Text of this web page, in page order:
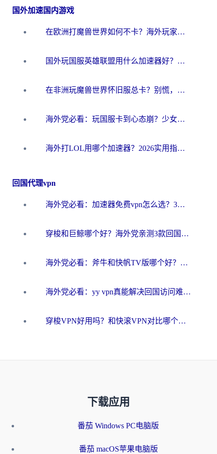
国外加速国内游戏
在欧洲打魔兽世界如何不卡？海外玩家的国服游戏加速终极攻略
国外玩国服英雄联盟用什么加速器好？海外党亲测有效的国服游戏加速指南
在非洲玩魔兽世界怀旧服总卡？别慌，这份指南帮你丝滑开荒
海外党必看：玩国服卡到心态崩？少女前线云图计划加速器免费推荐+碧蓝航线足球世界流畅攻略
海外打LOL用哪个加速器？2026实用指南：从延迟到设备适配，一篇解决你的国服游戏痛点
回国代理vpn
海外党必看：加速器免费vpn怎么选？3步教你无缝访问国内资源
穿梭和巨鲸哪个好？海外党亲测3款回国加速器，教你避开90%的坑
海外党必看：斧牛和快帆TV版哪个好？3分钟选对回国加速器，无缝刷B站、追热剧
海外党必看：yy vpn真能解决回国访问难题？附云极initap测评+免费方案对比
穿梭VPN好用吗？和快滚VPN对比哪个回国效果更好？海外党选回国加速器必看指南
下载应用
番茄 Windows PC电脑版
番茄 macOS苹果电脑版